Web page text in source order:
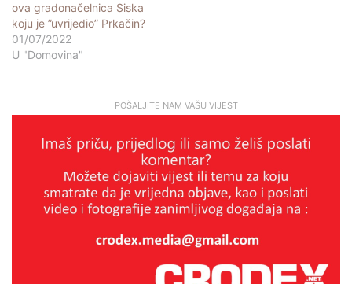
ova gradonačelnica Siska
koju je ”uvrijedio” Prkačin?
01/07/2022
U "Domovina"
POŠALJITE NAM VAŠU VIJEST